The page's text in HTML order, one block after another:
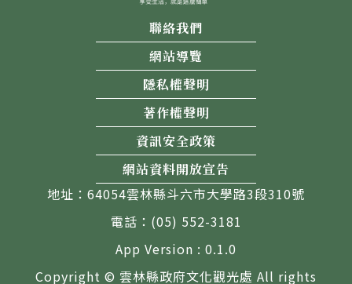
聯絡我們
網站導覽
隱私權聲明
著作權聲明
資訊安全政策
網站資料開放宣告
地址：64054雲林縣斗六市大學路3段310號
電話：(05) 552-3181
App Version : 0.1.0
Copyright © 雲林縣政府文化觀光處 All rights